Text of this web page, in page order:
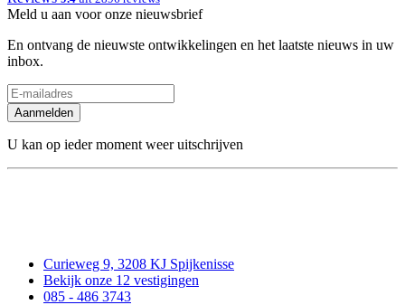
Meld u aan voor onze nieuwsbrief
En ontvang de nieuwste ontwikkelingen en het laatste nieuws in uw
inbox.
Aanmelden
U kan op ieder moment weer uitschrijven
Curieweg 9, 3208 KJ Spijkenisse
Bekijk onze 12 vestigingen
085 - 486 3743